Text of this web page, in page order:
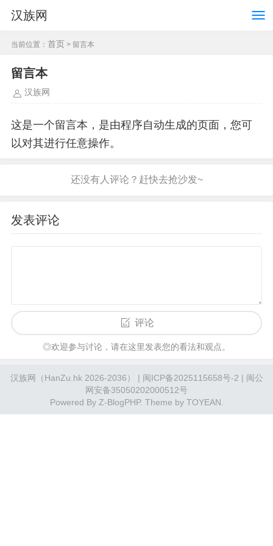
汉族网
当前位置： 首页 > 留言本
留言本
汉族网
这是一个留言本，是由程序自动生成的页面，您可
以对其进行任意操作。
发表评论
评论
◎欢迎参与讨论，请在这里发表您的看法和观点。
汉族网（HanZu.hk 2026-2036） | 闽ICP备2025115658号-2 | 闽公
网安备35050202000512号
Powered By Z-BlogPHP. Theme by TOYEAN